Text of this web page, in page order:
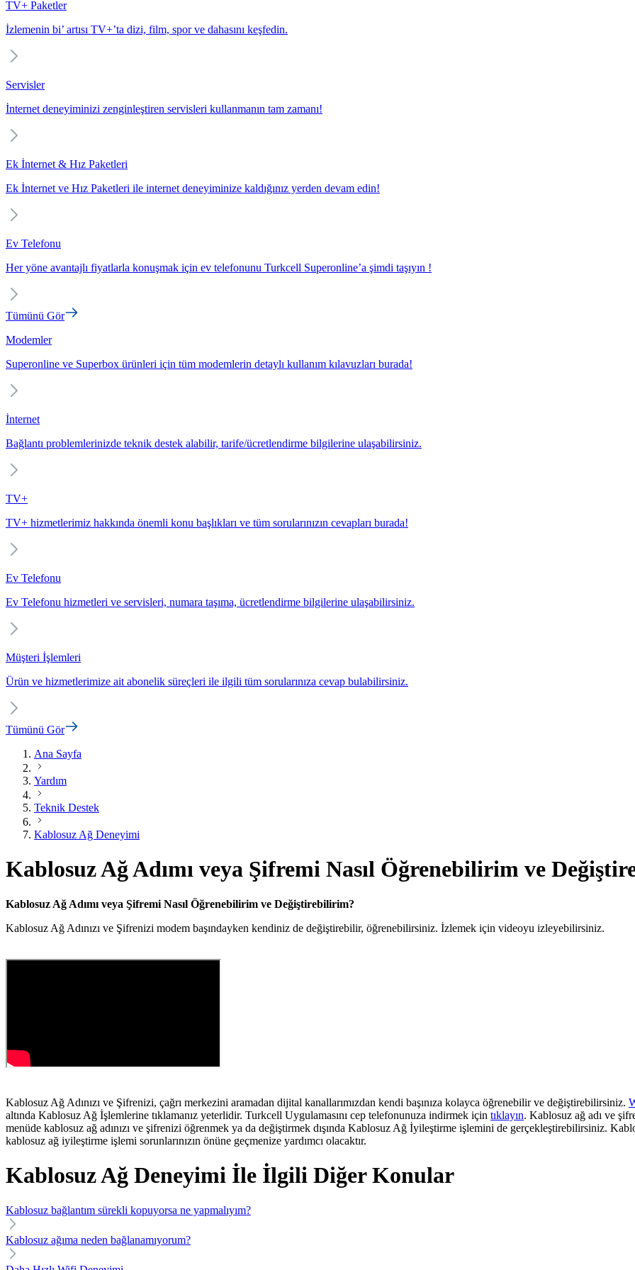
TV+ Paketler
İzlemenin bi’ artısı TV+’ta dizi, film, spor ve dahasını keşfedin.
Servisler
İnternet deneyiminizi zenginleştiren servisleri kullanmanın tam zamanı!
Ek İnternet & Hız Paketleri
Ek İnternet ve Hız Paketleri ile internet deneyiminize kaldığınız yerden devam edin!
Ev Telefonu
Her yöne avantajlı fiyatlarla konuşmak için ev telefonunu Turkcell Superonline’a şimdi taşıyın !
Tümünü Gör
Modemler
Superonline ve Superbox ürünleri için tüm modemlerin detaylı kullanım kılavuzları burada!
İnternet
Bağlantı problemlerinizde teknik destek alabilir, tarife/ücretlendirme bilgilerine ulaşabilirsiniz.
TV+
TV+ hizmetlerimiz hakkında önemli konu başlıkları ve tüm sorularınızın cevapları burada!
Ev Telefonu
Ev Telefonu hizmetleri ve servisleri, numara taşıma, ücretlendirme bilgilerine ulaşabilirsiniz.
Müşteri İşlemleri
Ürün ve hizmetlerimize ait abonelik süreçleri ile ilgili tüm sorularınıza cevap bulabilirsiniz.
Tümünü Gör
Ana Sayfa
Yardım
Teknik Destek
Kablosuz Ağ Deneyimi
Kablosuz Ağ Adımı veya Şifremi Nasıl Öğrenebilirim ve
​​​​​​​​Kablosuz Ağ Adımı veya Şifremi Nasıl Öğrenebilirim ve Değiştirebilirim?
Kablosuz Ağ Adınızı ve Şifrenizi modem başındayken kendiniz de değiştirebilir, öğrenebilirsiniz. İzlemek için videoyu izleyebilirsiniz.
​Kablosuz Ağ Adınızı ve Şifrenizi, çağrı merkezini aramadan dijital kanallarımızdan kendi başınıza kolayca öğrenebilir ve değiştirebilirsiniz.
altında Kablosuz Ağ İşlemlerine tıklamanız yeterlidir. Turkcell Uygulamasını cep telefonunuza indirmek için tıklayın​. Kablosuz ağ adı ve
menüde kablosuz ağ adınızı ve şifrenizi öğrenmek ya da değiştirmek dışında Kablosuz Ağ İyileştirme işlemini de gerçekleştirebilirsiniz.
kablosuz ağ iyileştirme işlemi sorunlarınızın önüne geçmenize yardımcı olacaktır.
Kablosuz Ağ Deneyimi İle İlgili Diğer Konular
Kablosuz bağlantım sürekli kopuyorsa ne yapmalıyım?
Kablosuz ağıma neden bağlanamıyorum?